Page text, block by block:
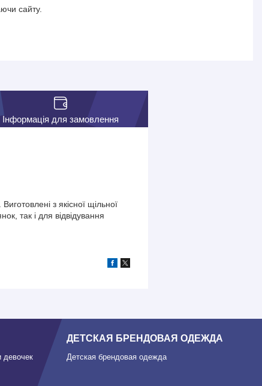
сайту.
Інформація для замовлення
з якісної щільної
так і для відвідування
девочек
ДЕТСКАЯ БРЕНДОВАЯ ОДЕЖДА
Детская брендовая одежда